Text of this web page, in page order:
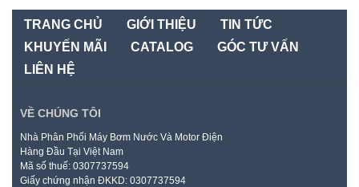
TRANG CHỦ GIỚI THIỆU
TIN TỨC
KHUYẾN MÃI
CATALOG
GÓC TƯ VẤN
LIÊN HỆ
VỀ CHÚNG TÔI
Nhà Phân Phối Máy Bơm Nước Và Motor Điện
Hàng Đầu Tại Việt Nam
Mã số thuế: 0307737594
Giấy chứng nhận ĐKKD: 0307737594